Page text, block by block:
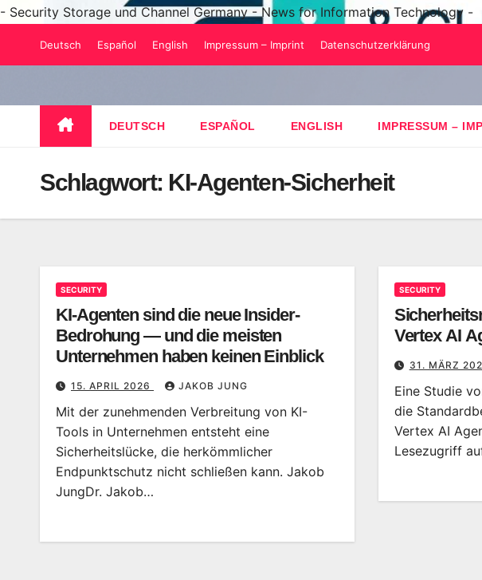
- Security Storage und Channel Germany - News for Information Technology -
Deutsch Español English Impressum – Imprint Datenschutzerklärung
DEUTSCH ESPAÑOL ENGLISH IMPRESSUM –
Schlagwort: KI-Agenten-Sicherheit
SECURITY
KI-Agenten sind die neue Insider-
Bedrohung — und die meisten
Unternehmen haben keinen Einblick
15. APRIL 2026 JAKOB JUNG
Mit der zunehmenden Verbreitung von KI-
Tools in Unternehmen entsteht eine
Sicherheitslücke, die herkömmlicher
Endpunktschutz nicht schließen kann. Jakob
JungDr. Jakob…
SECURITY
Vertex AI
31. MÄRZ
Eine Studie
die
Vertex AI
Lesezugriff